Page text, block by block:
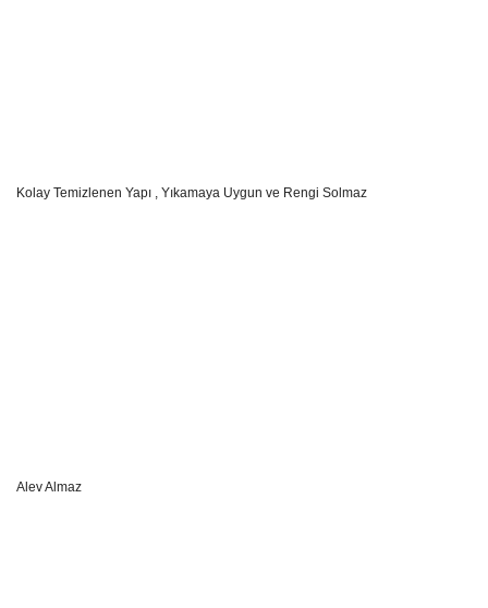
Kolay Temizlenen Yapı , Yıkamaya Uygun ve Rengi Solmaz
Alev Almaz